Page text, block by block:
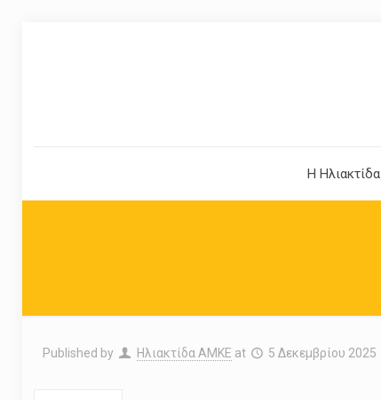
Η Ηλιακτίδα
Published by Ηλιακτίδα ΑΜΚΕ at 5 Δεκεμβρίου 2025